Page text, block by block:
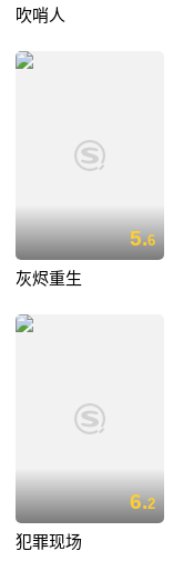
吹哨人
5.6
灰烬重生
6.2
犯罪现场